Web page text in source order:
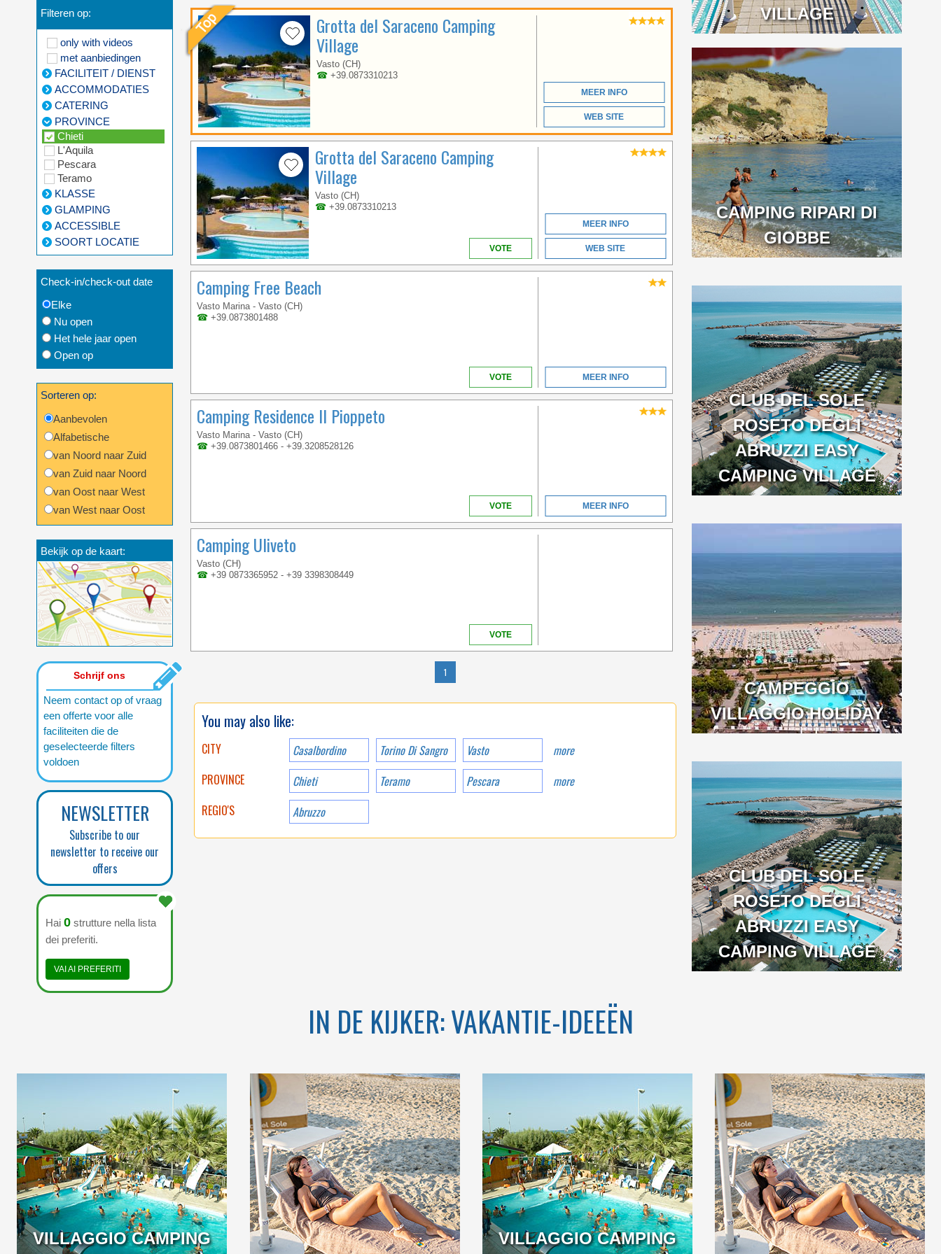
Filteren op:
only with videos
met aanbiedingen
FACILITEIT / DIENST
ACCOMMODATIES
CATERING
PROVINCE
Chieti
L'Aquila
Pescara
Teramo
KLASSE
GLAMPING
ACCESSIBLE
SOORT LOCATIE
Check-in/check-out date
Elke
Nu open
Het hele jaar open
Open op
Sorteren op:
Aanbevolen
Alfabetische
van Noord naar Zuid
van Zuid naar Noord
van Oost naar West
van West naar Oost
Bekijk op de kaart:
Schrijf ons
Neem contact op of vraag
een offerte voor alle
faciliteiten die de
geselecteerde filters
voldoen
NEWSLETTER
Subscribe to our
newsletter to receive our
offers
Hai 0 strutture nella lista
dei preferiti.
VAI AI PREFERITI
Grotta del Saraceno Camping
Village
Vasto (CH)
☎ +39.0873310213
MEER INFO
WEB SITE
Grotta del Saraceno Camping
Village
Vasto (CH)
☎ +39.0873310213
VOTE
MEER INFO
WEB SITE
Camping Free Beach
Vasto Marina - Vasto (CH)
☎ +39.0873801488
VOTE MEER INFO
Camping Residence Il Pioppeto
Vasto Marina - Vasto (CH)
☎ +39.0873801466 - +39.3208528126
VOTE MEER INFO
Camping Uliveto
Vasto (CH)
☎ +39 0873365952 - +39 3398308449
VOTE
1
You may also like:
CITY Casalbordino Torino Di Sangro Vasto
more
PROVINCE
Chieti Teramo Pescara
more
REGIO'S
Abruzzo
VILLAGE
ABRUZZEN
AMPHITHEATER GELIJK
CAMPING RIPARI DI
GIOBBE
ABRUZZEN
CLUB DEL SOLE
ROSETO DEGLI
ABRUZZI EASY
CAMPING VILLAGE
DIRECT AAN ZEE, IS
CAMPEGGIO
VILLAGGIO HOLIDAY
CLUB DEL SOLE
ROSETO DEGLI
ABRUZZI EASY
CAMPING VILLAGE
IN DE KIJKER: VAKANTIE-IDEEËN
VILLAGGIO CAMPING
GROENRIJK OP MAAR
EEN PAAR STAPPEN
VAN HET BLAUW…
VILLAGGIO CAMPING